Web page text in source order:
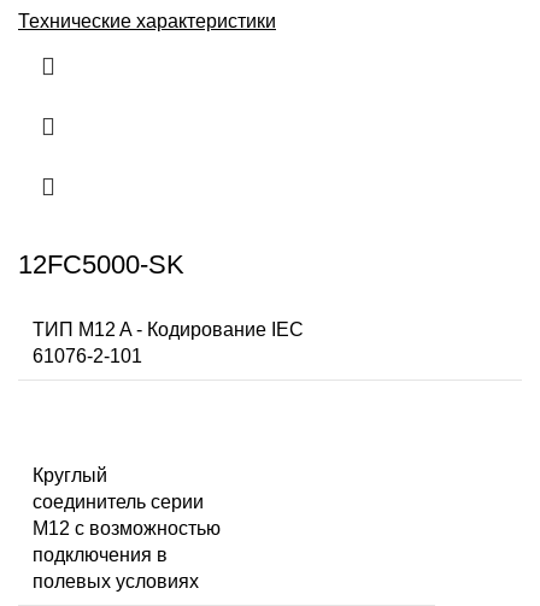
Технические характеристики
12FC5000-SK
ТИП M12 A - Кодирование IEC
61076-2-101
Круглый
соединитель серии
M12 с возможностью
подключения в
полевых условиях